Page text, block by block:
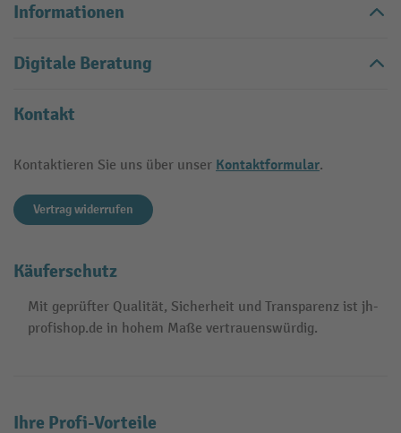
Informationen
Digitale Beratung
Kontakt
Kontaktieren Sie uns über unser Kontaktformular.
Vertrag widerrufen
Käuferschutz
Mit geprüfter Qualität, Sicherheit und Transparenz ist jh-
profishop.de in hohem Maße vertrauenswürdig.
Ihre Profi-Vorteile